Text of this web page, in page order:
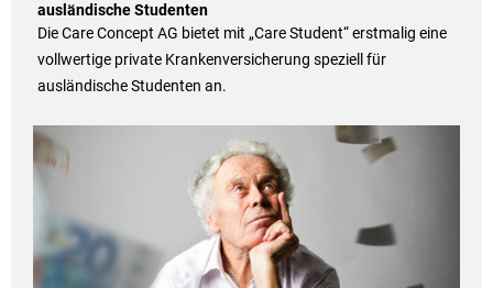
ausländische Studenten
Die Care Concept AG bietet mit „Care Student“ erstmalig eine
vollwertige private Krankenversicherung speziell für
ausländische Studenten an.